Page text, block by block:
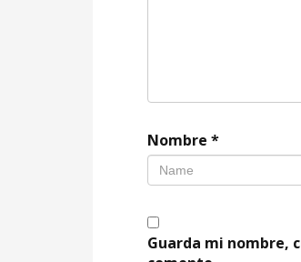
Nombre *
Guarda mi nombre,